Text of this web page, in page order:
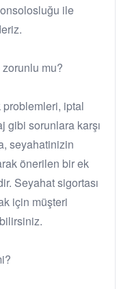
ile
mu?
problemleri, iptal
gibi sorunlara karşı
seyahatinizin
önerilen bir ek
Seyahat sigortası
için müşteri